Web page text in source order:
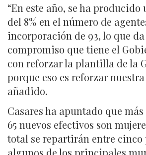
“En este año, se ha
del 8% en el número de
incorporación de 93, lo que
compromiso que tiene el
con reforzar la plantilla de la
porque eso es reforzar
añadido.
Casares ha apuntado que más
65 nuevos efectivos son
total se repartirán entre cinco
algunos de los principales